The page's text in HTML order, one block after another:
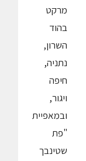
מרקט
בהוד
השרון,
נתניה,
חיפה
ויגור,
ובמאפיית
"פת
שטינבך